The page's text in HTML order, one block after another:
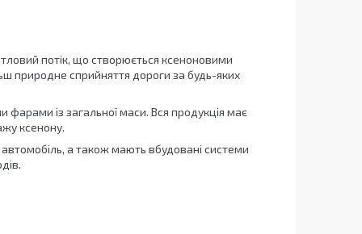
потік, що створюється ксеноновими
природне сприйняття дороги за будь-яких
із загальної маси. Вся продукція має
ксенону.
а також мають вбудовані системи